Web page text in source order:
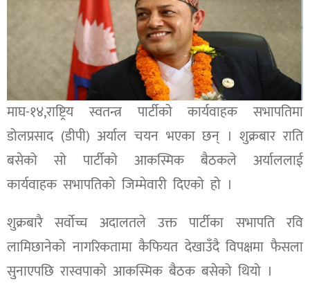
माघ-१४,राष्ट्रिय स्वतन्त्र पार्टीको कार्यवाहक सभापतिमा
डोलप्रसाद (डीपी) अर्याल चयन भएका छन् । शुक्रबार राति
बसेको सो पार्टीको आकस्मिक बैठकले अर्याललाई
कार्यवाहक सभापतिको जिम्मेवारी दिएको हो ।
शुक्रबारै सर्वोच्च अदालतले उक्त पार्टीका सभापति रवि
लामिछानेको नागरिकतामा कैफियत देखाउँदै विपक्षमा फैसला
सुनाएपछि रास्वपाको आकस्मिक बैठक बसेको थियो ।